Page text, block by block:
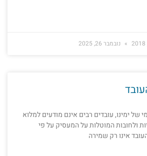
נובמבר 26, 2025
של ימינו, עובדים רבים אינם מודעים למלוא
ולחובות המוטלות על המעסיק על פי
אינו רק שמירה